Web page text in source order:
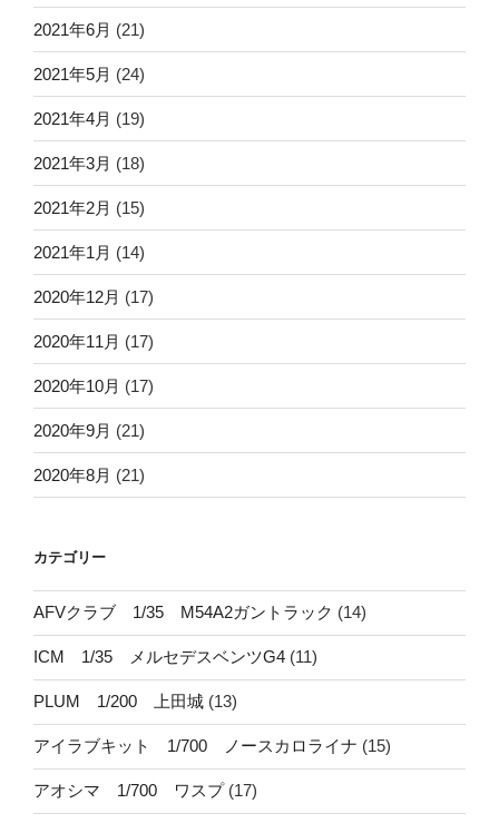
2021年6月 (21)
2021年5月 (24)
2021年4月 (19)
2021年3月 (18)
2021年2月 (15)
2021年1月 (14)
2020年12月 (17)
2020年11月 (17)
2020年10月 (17)
2020年9月 (21)
2020年8月 (21)
カテゴリー
AFVクラブ 1/35 M54A2ガントラック (14)
ICM 1/35 メルセデスベンツG4 (11)
PLUM 1/200 上田城 (13)
アイラブキット 1/700 ノースカロライナ (15)
アオシマ 1/700 ワスプ(17)